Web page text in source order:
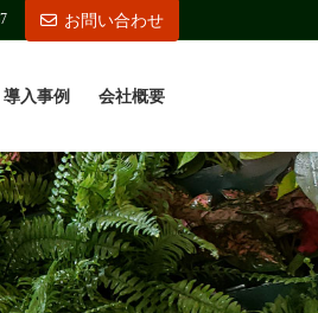
お問い合わせ
導入事例 会社概要